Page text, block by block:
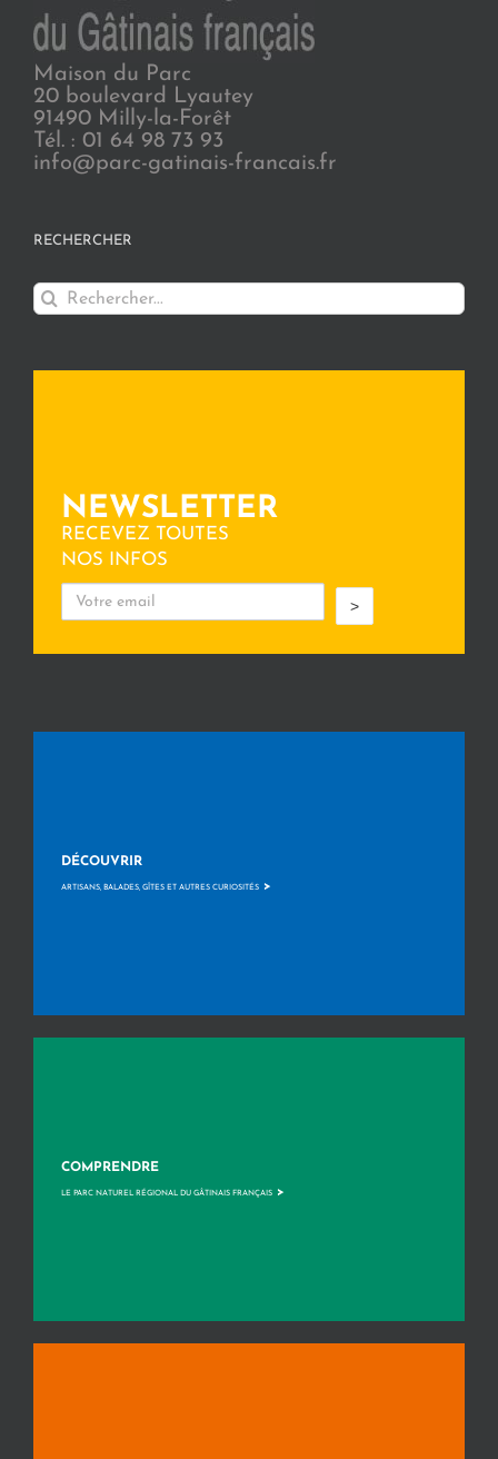
Maison du Parc
20 boulevard Lyautey
91490 Milly-la-Forêt
Tél. : 01 64 98 73 93
info@parc-gatinais-francais.fr
RECHERCHER
Rechercher:
NEWSLETTER
RECEVEZ TOUTES
NOS INFOS
>
DÉCOUVRIR
ARTISANS, BALADES, GÎTES ET AUTRES CURIOSITÉS >
COMPRENDRE
LE PARC NATUREL RÉGIONAL DU GÂTINAIS FRANÇAIS >